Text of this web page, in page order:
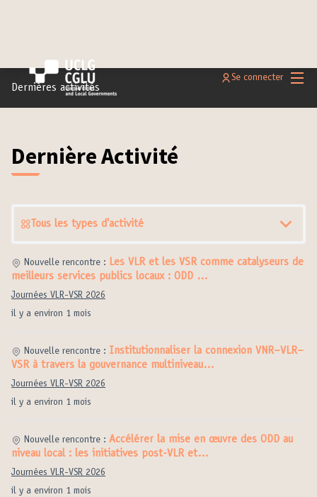
Se connecter
Dernières activités
Dernière Activité
Tous les types d'activité
il y a environ 1 mois
Nouvelle rencontre : Les VLR et les VSR comme catalyseurs de
meilleurs services publics locaux : ODD …
Journées VLR-VSR 2026
il y a environ 1 mois
Nouvelle rencontre : Institutionnaliser la connexion VNR–VLR–
VSR à travers la gouvernance multiniveau…
Journées VLR-VSR 2026
il y a environ 1 mois
Nouvelle rencontre : Accélérer la mise en œuvre des ODD au
niveau local : les initiatives post-VLR et…
Journées VLR-VSR 2026